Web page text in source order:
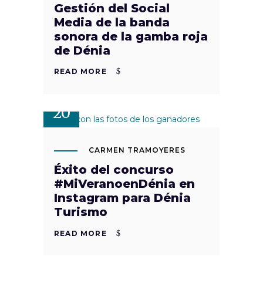
Gestión del Social
Media de la banda
sonora de la gamba roja
de Dénia
READ MORE
20
CARMEN TRAMOYERES
Éxito del concurso
#MiVeranoenDénia en
Instagram para Dénia
Turismo
READ MORE